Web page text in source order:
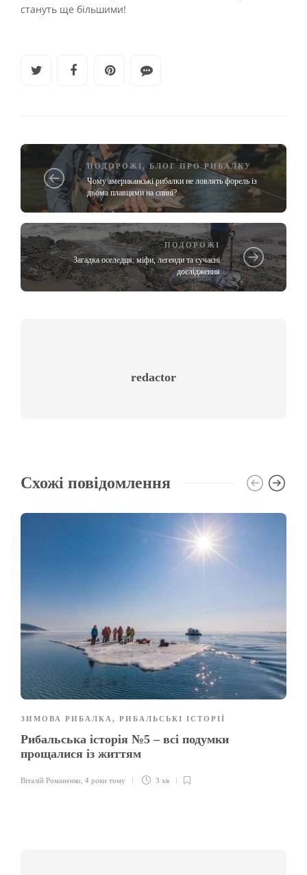
стануть ще більшими!
ПОДОРОЖІ,БЛОГ ПРО РИБАЛКУ
Чому американські рибалки не ловлять форель із
двома плавцями на спині?
ПОДОРОЖІ
Загадка оселедця: міфи, легенди та сучасні
дослідження
redactor
Схожі повідомлення
ЗИМОВА РИБАЛКА , РИБАЛЬСЬКІ ІСТОРІЇ
Рибальська історія №5 – всі подумки
прощалися із життям
Віталій Романенко 4 роки тому 3 хв